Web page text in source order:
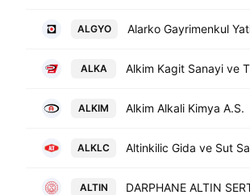
ALGYO
ALKA
ALKIM Alkim Alkali Kimya A.S.
ALKLC
ALTIN